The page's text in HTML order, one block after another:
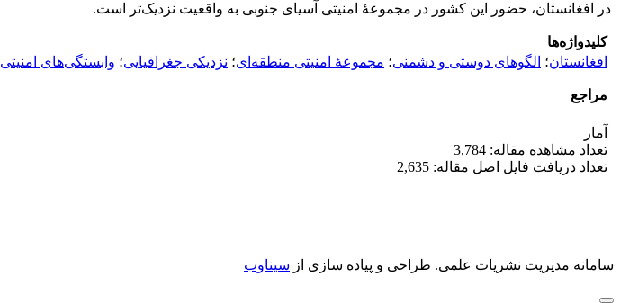
در افغانستان، حضور این کشور در مجموعۀ امنیتی آسیای جنوبی به واقعیت نزدیک‌تر است.
کلیدواژه‌ها
افغانستان؛ الگوهای دوستی و دشمنی؛ مجموعۀ امنیتی منطقه‌ای؛ نزدیکی جغرافیایی؛ وابستگی‌های امنیتی
مراجع
آمار
تعداد مشاهده مقاله: 3,784
تعداد دریافت فایل اصل مقاله: 2,635
سامانه مدیریت نشریات علمی. طراحی و پیاده سازی از سیناوب